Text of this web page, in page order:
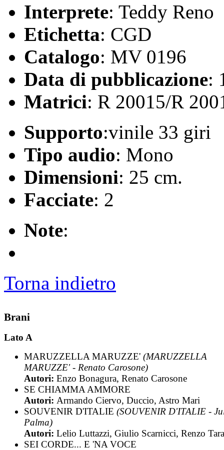
Interprete: Teddy Reno
Etichetta: CGD
Catalogo: MV 0196
Data di pubblicazione:
Matrici: R 20015/R
Supporto:vinile 33 giri
Tipo audio: Mono
Dimensioni: 25 cm.
Facciate: 2
Note:
Torna indietro
Brani
Lato A
MARUZZELLA MARUZZE' (MARUZZELLA
MARUZZE' - Renato Carosone)
Autori: Enzo Bonagura, Renato Carosone
SE CHIAMMA AMMORE
Autori: Armando Ciervo, Duccio, Astro Mari
SOUVENIR D'ITALIE (SOUVENIR D'ITALIE -
Palma)
Autori: Lelio Luttazzi, Giulio Scarnicci, Renzo
SEI CORDE... E 'NA VOCE